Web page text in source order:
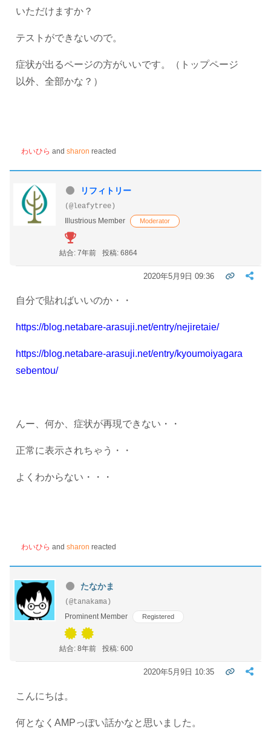
いただけますか？
テストができないので。
症状が出るページの方がいいです。（トップページ
以外、全部かな？）
わいひら and sharon reacted
リフィトリー
(@leafytree)
Illustrious Member
Moderator
結合: 7年前 投稿: 6864
2020年5月9日 09:36
自分で貼ればいいのか・・
https://blog.netabare-arasuji.net/entry/nejiretaie/
https://blog.netabare-arasuji.net/entry/kyoumoiyagara
sebentou/
んー、何か、症状が再現できない・・
正常に表示されちゃう・・
よくわからない・・・
わいひら and sharon reacted
たなかま
(@tanakama)
Prominent Member
Registered
結合: 8年前 投稿: 600
2020年5月9日 10:35
こんにちは。
何となくAMPっぽい話かなと思いました。